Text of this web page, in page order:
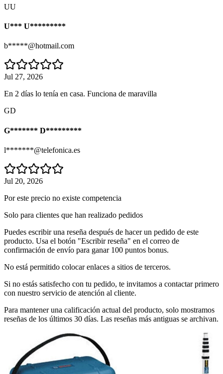
UU
U*** U*********
b*****@hotmail.com
Jul 27, 2026
En 2 días lo tenía en casa. Funciona de maravilla
GD
G******* D*********
l*******@telefonica.es
Jul 20, 2026
Por este precio no existe competencia
Solo para clientes que han realizado pedidos
Puedes escribir una reseña después de hacer un pedido de este
producto. Usa el botón "Escribir reseña" en el correo de
confirmación de envío para ganar 100 puntos bonus.
No está permitido colocar enlaces a sitios de terceros.
Si no estás satisfecho con tu pedido, te invitamos a contactar primero
con nuestro servicio de atención al cliente.
Para mantener una calificación actual del producto, solo mostramos
reseñas de los últimos 30 días. Las reseñas más antiguas se archivan.